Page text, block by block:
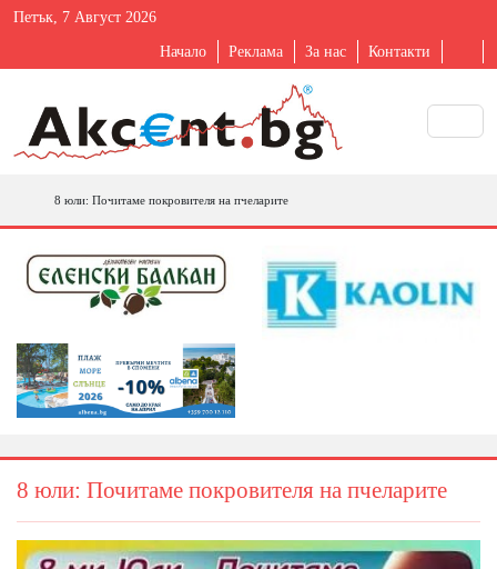
Петък, 7 Август 2026
Начало Реклама За нас Контакти
8 юли: Почитаме покровителя на пчеларите
8 юли: Почитаме покровителя на пчеларите